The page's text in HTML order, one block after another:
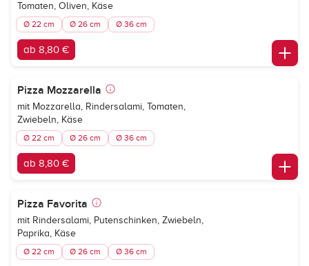
Tomaten, Oliven, Käse
Ø 22 cm Ø 26 cm Ø 36 cm
ab 8,80 €
Pizza Mozzarella
mit Mozzarella, Rindersalami, Tomaten,
Zwiebeln, Käse
Ø 22 cm Ø 26 cm Ø 36 cm
ab 8,80 €
Pizza Favorita
mit Rindersalami, Putenschinken, Zwiebeln,
Paprika, Käse
Ø 22 cm Ø 26 cm Ø 36 cm